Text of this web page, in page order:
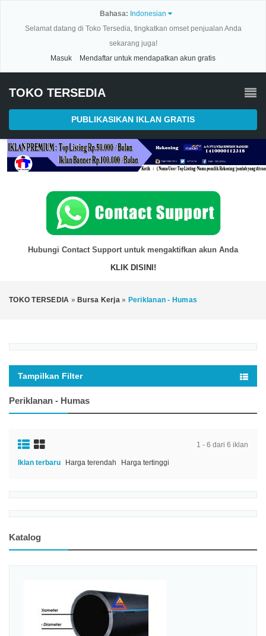
Bahasa: Indonesian
Selamat datang di Toko Tersedia, tingkatkan omset penjualan Anda
sekarang juga!
Masuk
Mendaftar untuk mendapatkan akun gratis
TOKO TERSEDIA
PUBLIKASIKAN IKLAN GRATIS
Hubungi Contact Support untuk mengaktifkan akun Anda
KLIK DISINI!
TOKO TERSEDIA » Bursa Kerja » Periklanan - Humas
Tampilkan Filter
Periklanan - Humas
1 - 6 dari 6 iklan
Iklan terbaru Harga terendah Harga tertinggi
Katalog